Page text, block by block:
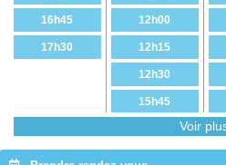
16h45
17h30
12h00
12h15
12h30
15h45
Voir